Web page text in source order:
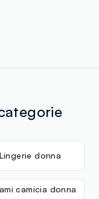
Lingerie donna
camicia donna